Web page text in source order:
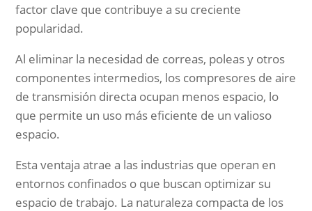
factor clave que contribuye a su creciente
popularidad.
Al eliminar la necesidad de correas, poleas y otros
componentes intermedios, los compresores de aire
de transmisión directa ocupan menos espacio, lo
que permite un uso más eficiente de un valioso
espacio.
Esta ventaja atrae a las industrias que operan en
entornos confinados o que buscan optimizar su
espacio de trabajo. La naturaleza compacta de los